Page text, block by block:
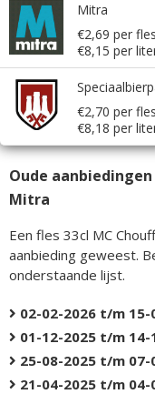
Mitra
€2,69 per fles
€8,15 per
€2,70 per fles
€8,18 per
Oude
Mitra
Een fles 33cl MC
aanbieding geweest.
onderstaande lijst.
02-02-2026 t/m 15-
01-12-2025 t/m 14-
25-08-2025 t/m 07-
21-04-2025 t/m 04-